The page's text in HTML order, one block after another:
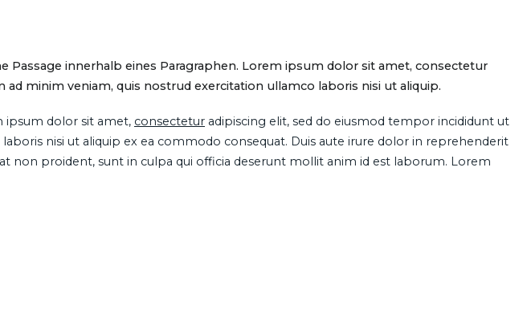
innerhalb eines Paragraphen. Lorem ipsum dolor sit amet, consectetur
minim veniam, quis nostrud exercitation ullamco laboris nisi ut aliquip.
ipsum dolor sit amet, consectetur adipiscing elit, sed do eiusmod tempor incididunt ut
nisi ut aliquip ex ea commodo consequat. Duis aute irure dolor in reprehenderit
non proident, sunt in culpa qui officia deserunt mollit anim id est laborum. Lorem